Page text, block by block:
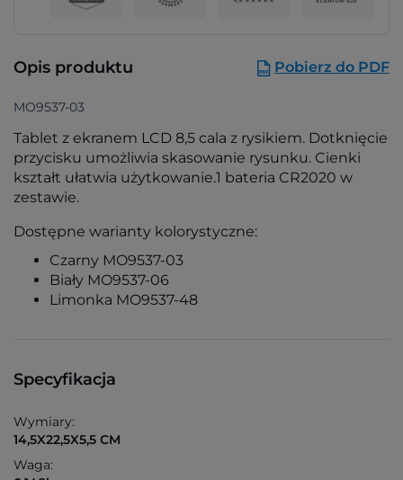
Opis produktu Pobierz do PDF
MO9537-03
Tablet z ekranem LCD 8,5 cala z rysikiem. Dotknięcie
przycisku umożliwia skasowanie rysunku. Cienki
kształt ułatwia użytkowanie.1 bateria CR2020 w
zestawie.
Dostępne warianty kolorystyczne:
Czarny MO9537-03
Biały MO9537-06
Limonka MO9537-48
Specyfikacja
Wymiary:
14,5X22,5X5,5 CM
Waga: